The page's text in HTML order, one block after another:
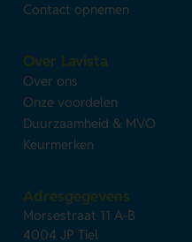
Contact opnemen
Over Lavista
Over ons
Onze voordelen
Duurzaamheid & MVO
Keurmerken
Adresgegevens
Morsestraat 11 A-B
4004 JP Tiel